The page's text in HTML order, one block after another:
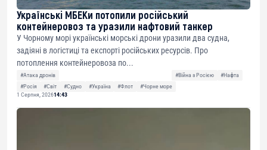
Українські МБЕКи потопили російський
контейнеровоз та уразили нафтовий танкер
У Чорному морі українські морські дрони уразили два судна,
задіяні в логістиці та експорті російських ресурсів. Про
потоплення контейнеровоза по...
#Атака дронів #Війна з Росією
#Нафта
#Росія
#Світ #Судно #Україна #Флот
#Чорне море
1 Серпня, 202614:43